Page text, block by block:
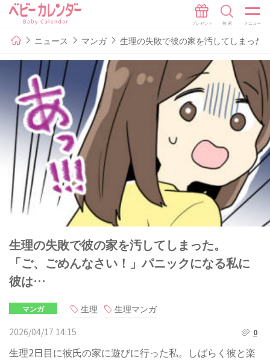
ニュース マンガ 生理の失敗で彼の家を汚してしまっ
生理の失敗で彼の家を汚してしまった。
「ご、ごめんなさい！」パニックになる私に
彼は…
マンガ 生理
生理マンガ
2026/04/17 14:15
0
生理2日目に彼氏の家に遊びに行った私。しばらく彼と楽